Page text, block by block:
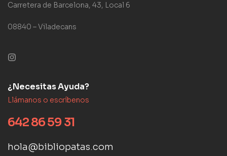
Carretera de Barcelona, 43, Local 6
08840 – Viladecans
¿Necesitas Ayuda?
Llámanos o escríbenos
642 86 59 31
hola@bibliopatas.com